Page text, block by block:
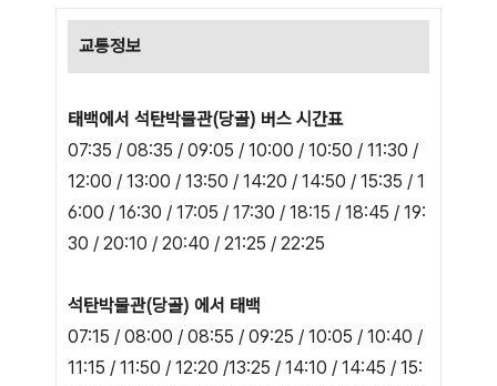
교통정보
태백에서 석탄박물관(당골) 버스 시간표
07:35 / 08:35 / 09:05 / 10:00 / 10:50 / 11:30 /
12:00 / 13:00 / 13:50 / 14:20 / 14:50 / 15:35 / 1
6:00 / 16:30 / 17:05 / 17:30 / 18:15 / 18:45 / 19:
30 / 20:10 / 20:40 / 21:25 / 22:25
석탄박물관(당골) 에서 태백
07:15 / 08:00 / 08:55 / 09:25 / 10:05 / 10:40 /
11:15 / 11:50 / 12:20 /13:25 / 14:10 / 14:45 / 15: